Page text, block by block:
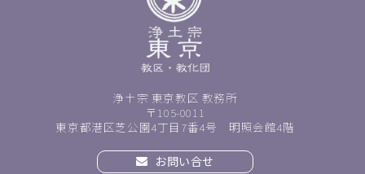
浄土宗 東京教区 教務所
〒105-0011
東京都港区芝公園4丁目7番4号 明照会館4階
お問い合せ